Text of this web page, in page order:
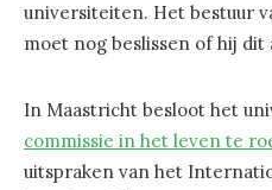
universiteiten. Het bestuur
moet nog beslissen of hij dit
In Maastricht besloot het
commissie in het leven te
uitspraken van het